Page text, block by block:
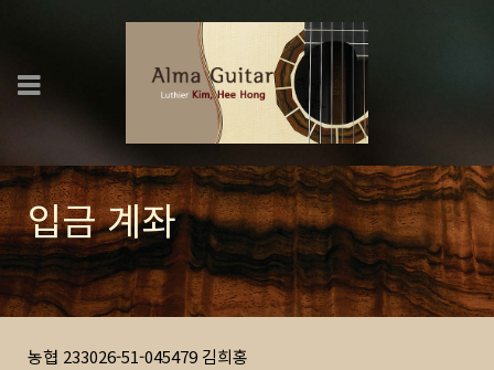
입금 계좌
농협 233026-51-045479 김희홍